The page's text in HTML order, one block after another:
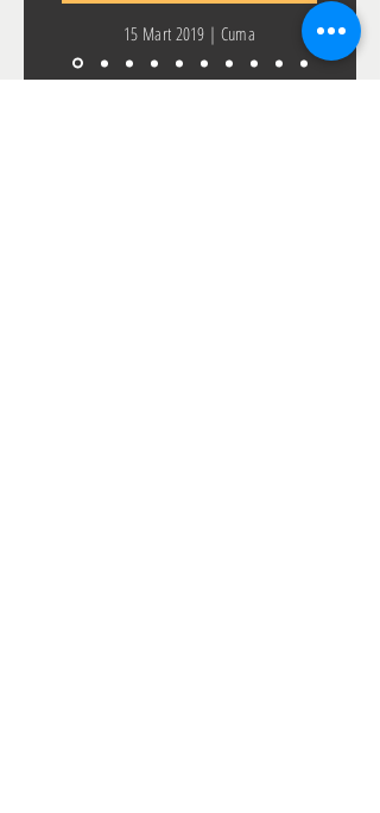
15 Mart 2019 | Cuma